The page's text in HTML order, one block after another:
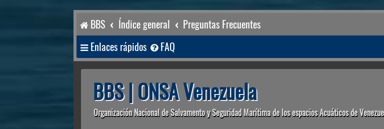
BBS Índice general Preguntas Frecuentes
Enlaces rápidos FAQ
BBS | ONSA Venezuela
Organización Nacional de Salvamento y Seguridad Marítima de los espacios Acuáticos de